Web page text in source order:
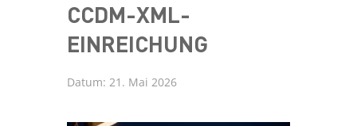
CCDM-XML-
EINREICHUNG
Datum: 21. Mai 2026